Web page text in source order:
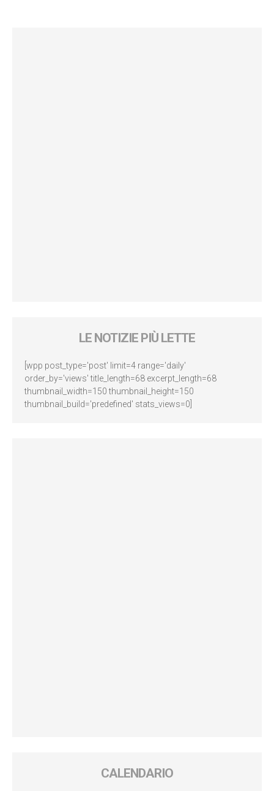
LE NOTIZIE PIÙ LETTE
[wpp post_type='post' limit=4 range='daily'
order_by='views' title_length=68 excerpt_length=68
thumbnail_width=150 thumbnail_height=150
thumbnail_build='predefined' stats_views=0]
CALENDARIO